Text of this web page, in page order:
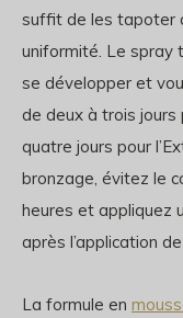
suffit de les tapoter
uniformité. Le spray
se développer et
de deux à trois jours
quatre jours pour
bronzage, évitez le
heures et appliquez
après l’application
La formule en